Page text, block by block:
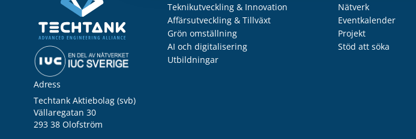
Adress
Techtank Aktiebolag (svb)
Vällaregatan 30
293 38 Olofström
Teknikutveckling & Innovation
Affärsutveckling & Tillväxt
Grön omställning
AI och digitalisering
Utbildningar
Nätverk
Eventkalender
Projekt
Stöd att söka